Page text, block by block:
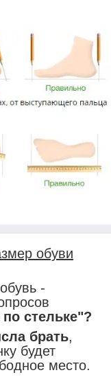
обуви
-
стельке"?
брать,
будет
место.